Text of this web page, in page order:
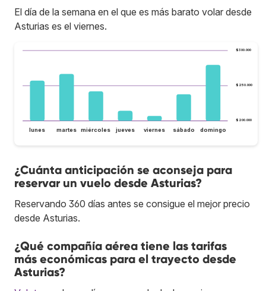
El día de la semana en el que es más barato volar desde
Asturias es el viernes.
$200.000
$250.000
$300.000
lunes martes miércoles jueves viernes sábado domingo
¿Cuánta anticipación se aconseja para
reservar un vuelo desde Asturias?
Reservando 360 días antes se consigue el mejor precio
desde Asturias.
¿Qué compañía aérea tiene las tarifas
más económicas para el trayecto desde
Asturias?